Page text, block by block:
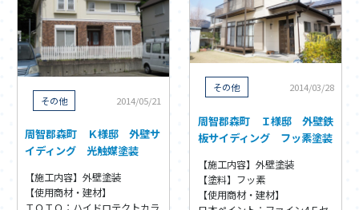
2014/05/21
その他
周智郡森町 Ｋ様邸 外壁サ
イディング 光触媒塗装
【施工内容】外壁塗装
【使用商材・建材】
2014/03/28
その他
周智郡森町 Ｉ様邸 外壁鉄
板サイディング フッ素塗装
【施工内容】外壁塗装
【塗料】フッ素
【使用商材・建材】